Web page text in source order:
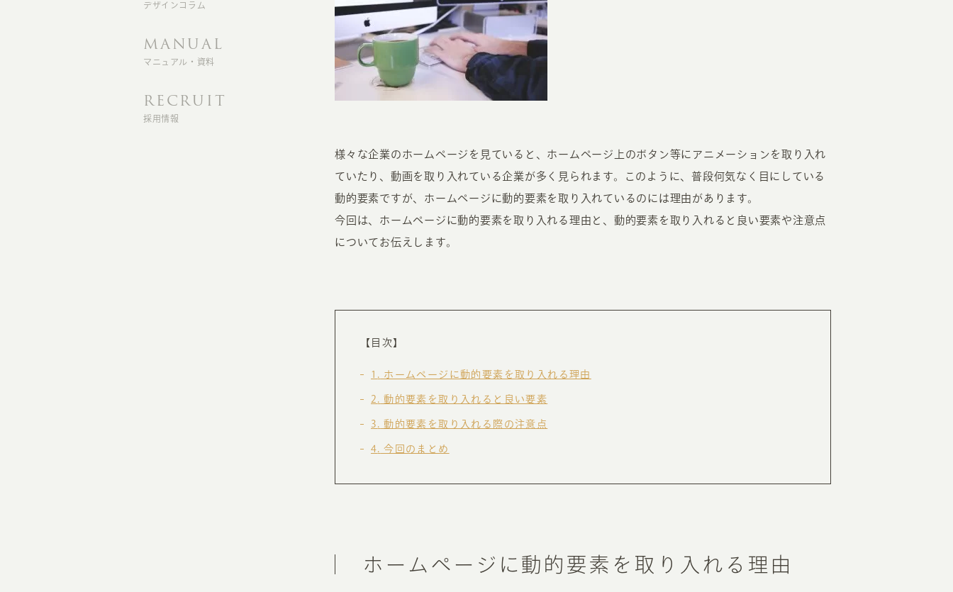
ホーム
制作実績
ホームページ集客の重要性
MARKETING
デザインコラム
MANUAL
マニュアル・資料
RECRUIT
採用情報
様々な企業のホームページを見ていると、ホームページ上のボタン等にアニメーションを取り入れ
ていたり、動画を取り入れている企業が多く見られます。このように、普段何気なく目にしている
動的要素ですが、ホームページに動的要素を取り入れているのには理由があります。
今回は、ホームページに動的要素を取り入れる理由と、動的要素を取り入れると良い要素や注意点
についてお伝えします。
【目次】
1 ホームページに動的要素を取り入れる理由
2 動的要素を取り入れると良い要素
3 動的要素を取り入れる際の注意点
4 今回のまとめ
ホームページに動的要素を取り入れる理由